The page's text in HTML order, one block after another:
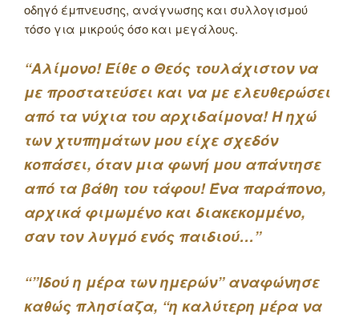
οδηγό έμπνευσης, ανάγνωσης και συλλογισμού
τόσο για μικρούς όσο και μεγάλους.
“Αλίμονο! Είθε ο Θεός τουλάχιστον να
με προστατεύσει και να με ελευθερώσει
από τα νύχια του αρχιδαίμονα! Η ηχώ
των χτυπημάτων μου είχε σχεδόν
κοπάσει, όταν μια φωνή μου απάντησε
από τα βάθη του τάφου! Ένα παράπονο,
αρχικά φιμωμένο και διακεκομμένο,
σαν τον λυγμό ενός παιδιού…”
“”Ιδού η μέρα των ημερών” αναφώνησε
καθώς πλησίαζα, “η καλύτερη μέρα να